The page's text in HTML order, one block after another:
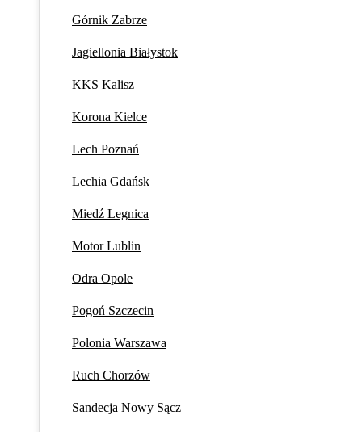
Górnik Zabrze
Jagiellonia Białystok
KKS Kalisz
Korona Kielce
Lech Poznań
Lechia Gdańsk
Miedź Legnica
Motor Lublin
Odra Opole
Pogoń Szczecin
Polonia Warszawa
Ruch Chorzów
Sandecja Nowy Sącz